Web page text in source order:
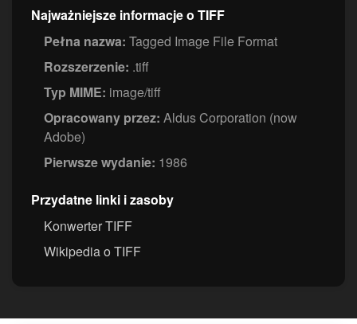
Najważniejsze informacje o TIFF
Pełna nazwa: Tagged Image File Format
Rozszerzenie: .tiff
Typ MIME: image/tiff
Opracowany przez: Aldus Corporation (now
Adobe)
Pierwsze wydanie: 1986
Przydatne linki i zasoby
Konwerter TIFF
Wikipedia o TIFF